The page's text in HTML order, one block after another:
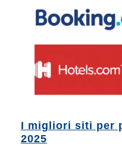
I migliori siti per
2025